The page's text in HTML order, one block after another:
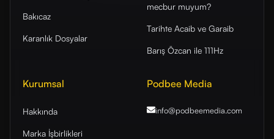
Bakıcaz
Karanlık Dosyalar
mecbur muyum?
Tarihte Acaib ve Garaib
Barış Özcan ile 111Hz
Kurumsal
Hakkında
Marka İşbirlikleri
Podbee Media
info@podbeemedia.com